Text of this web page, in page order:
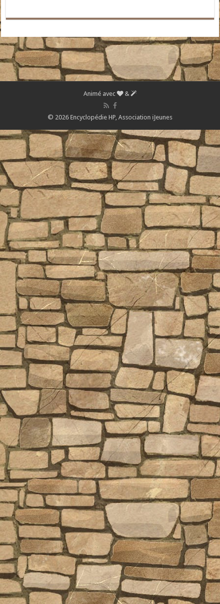
Animé avec &
© 2026 Encyclopédie HP, Association iJeunes